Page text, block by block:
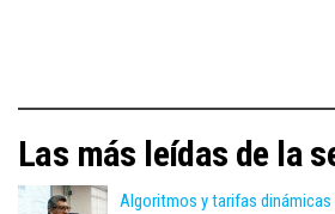
Las más leídas de la
Algoritmos y tarifas